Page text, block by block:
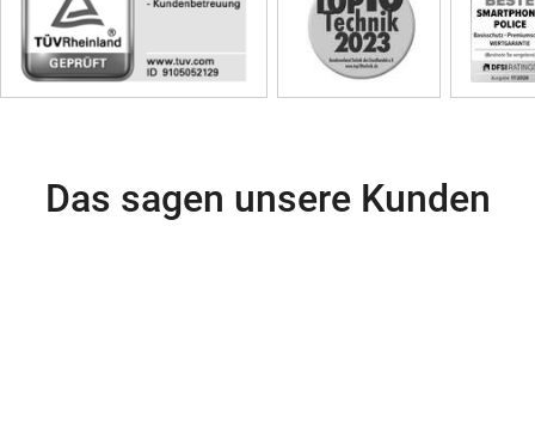
Das sagen unsere Kunden